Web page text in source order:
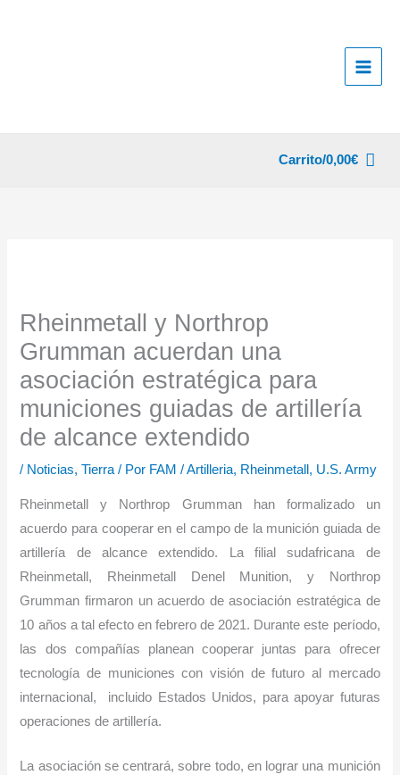
Carrito/0,00€
Rheinmetall y Northrop
Grumman acuerdan una
asociación estratégica para
municiones guiadas de artillería
de alcance extendido
/ Noticias,Tierra/ Por FAM/Artilleria, Rheinmetall , U.S. Army
Rheinmetall y Northrop Grumman han formalizado un
acuerdo para cooperar en el campo de la munición guiada de
artillería de alcance extendido. La filial sudafricana de
Rheinmetall, Rheinmetall Denel Munition, y Northrop
Grumman firmaron un acuerdo de asociación estratégica de
10 años a tal efecto en febrero de 2021. Durante este período,
las dos compañías planean cooperar juntas para ofrecer
tecnología de municiones con visión de futuro al mercado
internacional, incluido Estados Unidos, para apoyar futuras
operaciones de artillería.
La asociación se centrará, sobre todo, en lograr una munición